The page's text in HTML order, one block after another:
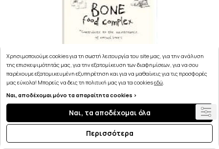
AM HEALTH ROYAL GREEN Bone Food Complex 60caps
33.35€
Χρησιμοποιούμε cookies για τη σωστή λειτουργία του site μας, για την ανάλυση
της επισκεψιμότητάς μας, για την εξατομίκευση των διαφημίσεων, για να σου
παρέχουμε εξατομικευμένη εξυπηρέτηση και για να μαθαίνεις για τις προσφορές
μας εύκολα! Μπορείς να δεις τη πολιτική μας για τα cookiesεδώ.
Ναι, αποδέχομαι μόνο τα απαραίτητα cookies >
Ναι, τα αποδέχομαι όλα
Περισσότερα